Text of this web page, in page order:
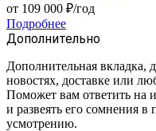
от 109 000 ₽/год
Подробнее
Дополнительно
Дополнительная вкладка,
новостях, доставке или
Поможет вам ответить на
и развеять его сомнения
усмотрению.